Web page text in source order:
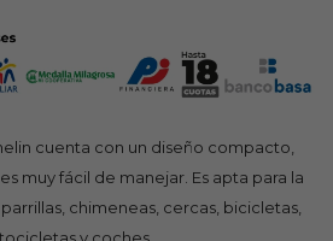
cuenta con un diseño compacto,
muy fácil de manejar. Es apta para la
chimeneas, cercas, bicicletas,